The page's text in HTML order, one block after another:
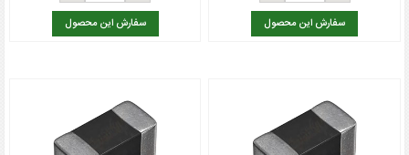
سفارش این محصول سفارش این محصول